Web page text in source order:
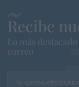
Recibe
Lo más
correo
Tu correo